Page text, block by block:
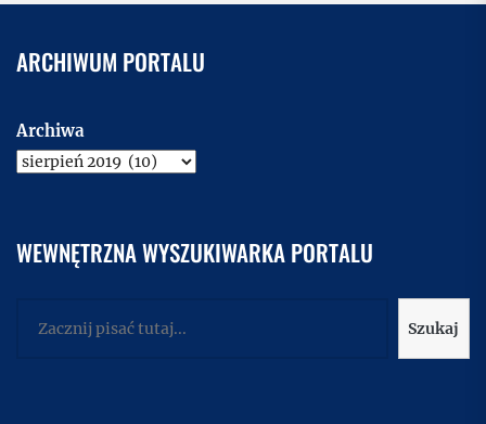
ARCHIWUM PORTALU
Archiwa
WEWNĘTRZNA WYSZUKIWARKA PORTALU
Szukaj